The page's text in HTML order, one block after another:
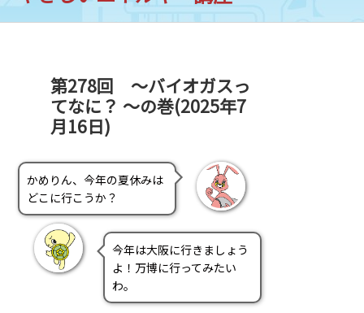
マーケットニュース
メソドロジー
コンサルティング
PRA原則
Q & A
English Website
瑞姆亜太能源諮問(北京)
第278回 ～バイオガスっ
てなに？ ～の巻(2025年7
月16日)
かめりん、今年の夏休みは
どこに行こうか？
今年は大阪に行きましょう
よ！万博に行ってみたい
わ。